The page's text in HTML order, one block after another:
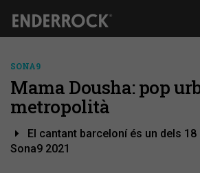
SONA9
Mama Dousha: pop
metropolità
El cantant barceloní és un dels
Sona9 2021